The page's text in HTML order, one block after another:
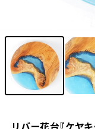
リバー花台『ケヤキ